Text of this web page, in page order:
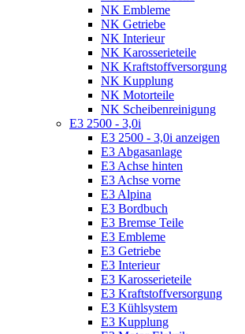
NK Embleme
NK Getriebe
NK Interieur
NK Karosserieteile
NK Kraftstoffversorgung
NK Kupplung
NK Motorteile
NK Scheibenreinigung
E3 2500 - 3,0i
E3 2500 - 3,0i anzeigen
E3 Abgasanlage
E3 Achse hinten
E3 Achse vorne
E3 Alpina
E3 Bordbuch
E3 Bremse Teile
E3 Embleme
E3 Getriebe
E3 Interieur
E3 Karosserieteile
E3 Kraftstoffversorgung
E3 Kühlsystem
E3 Kupplung